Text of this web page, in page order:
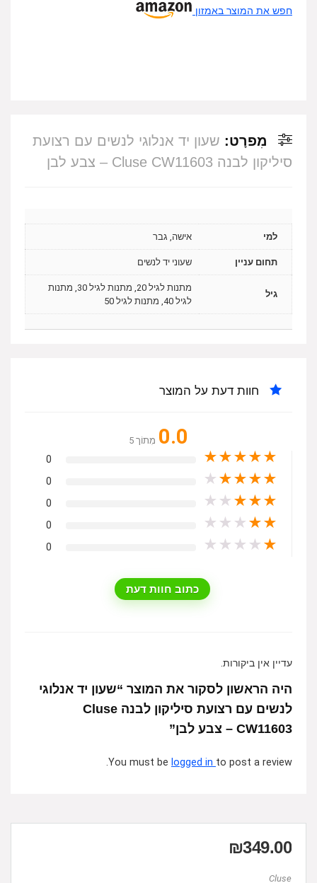
חפש את המוצר באמזון
מִפרָט: שעון יד אנלוגי לנשים עם רצועת
סיליקון לבנה Cluse CW11603 – צבע לבן
למי אישה, גבר
תחום עניין שעוני יד לנשים
גיל
מתנות לגיל 20, מתנות לגיל 30, מתנות
לגיל 40, מתנות לגיל 50
חוות דעת על המוצר
0.0 מִתוֹך 5
★
★
★
★
★
0
★
★
★
★
★
0
★
★
★
★
★
0
★
★
★
★
★
0
★
★
★
★
★
0
כתוב חוות דעת
עדיין אין ביקורות.
היה הראשון לסקור את המוצר “שעון יד אנלוגי
לנשים עם רצועת סיליקון לבנה Cluse
CW11603 – צבע לבן”
You must be logged in to post a review.
₪349.00
Cluse